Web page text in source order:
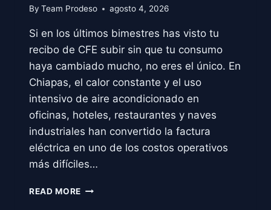
By Team Prodeso agosto 4, 2026
Si en los últimos bimestres has visto tu
recibo de CFE subir sin que tu consumo
haya cambiado mucho, no eres el único. En
Chiapas, el calor constante y el uso
intensivo de aire acondicionado en
oficinas, hoteles, restaurantes y naves
industriales han convertido la factura
eléctrica en uno de los costos operativos
más difíciles…
READ MORE PANELES